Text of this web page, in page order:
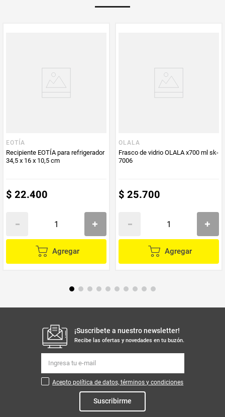
EOTÍA
Recipiente EOTÍA para refrigerador
34,5 x 16 x 10,5 cm
$ 22.400
Agregar
OLALA
Frasco de vidrio OLALA x700 ml sk-
7006
$ 25.700
Agregar
¡Suscribete a nuestro newsletter!
Recibe las ofertas y novedades en tu buzón.
Acepto política de datos, términos y condiciones
Suscribirme